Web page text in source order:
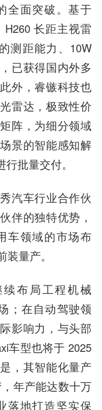
全面突破。基于
长距主视雷
测距能力、10W
已获得国内外多
外，睿镞科技也
雷达，极致性价
阵，为细分领域
景的智能感知解
批量交付。
汽车行业合作伙
伴的独特优势，
车领域的市场布
量产。
布局工程机械
；在自动驾驶领
影响力，与头部
车型也将于 2025
，其智能化量产
年产能达数十万
落地打造坚实保